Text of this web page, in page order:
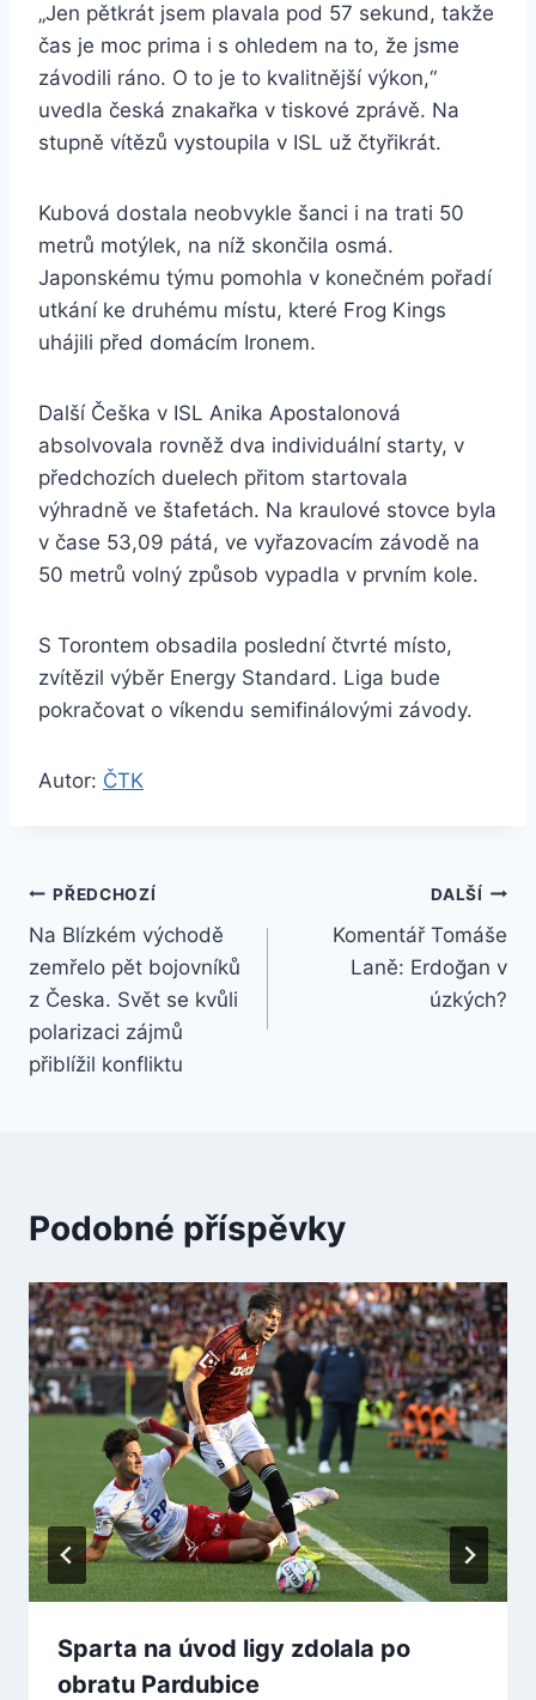
„Jen pětkrát jsem plavala pod 57 sekund, takže
čas je moc prima i s ohledem na to, že jsme
závodili ráno. O to je to kvalitnější výkon,“
uvedla česká znakařka v tiskové zprávě. Na
stupně vítězů vystoupila v ISL už čtyřikrát.
Kubová dostala neobvykle šanci i na trati 50
metrů motýlek, na níž skončila osmá.
Japonskému týmu pomohla v konečném pořadí
utkání ke druhému místu, které Frog Kings
uhájili před domácím Ironem.
Další Češka v ISL Anika Apostalonová
absolvovala rovněž dva individuální starty, v
předchozích duelech přitom startovala
výhradně ve štafetách. Na kraulové stovce byla
v čase 53,09 pátá, ve vyřazovacím závodě na
50 metrů volný způsob vypadla v prvním kole.
S Torontem obsadila poslední čtvrté místo,
zvítězil výběr Energy Standard. Liga bude
pokračovat o víkendu semifinálovými závody.
Autor: ČTK
Navigace
pro
příspěvek
PŘEDCHOZÍ
Na Blízkém východě
zemřelo pět bojovníků
z Česka. Svět se kvůli
polarizaci zájmů
přiblížil konfliktu
DALŠÍ
Komentář Tomáše
Laně: Erdoğan v
úzkých?
Podobné příspěvky
Sparta na úvod ligy zdolala po
obratu Pardubice